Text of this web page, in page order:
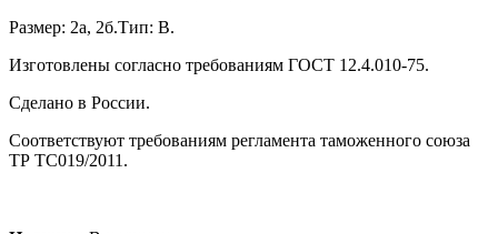
Размер: 2а, 2б.Тип: В.
Изготовлены согласно требованиям ГОСТ 12.4.010-75.
Сделано в России.
Соответствуют требованиям регламента таможенного союза
ТР ТС019/2011.